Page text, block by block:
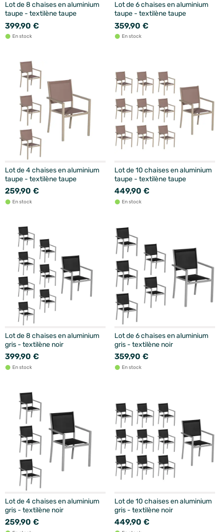
Lot de 8 chaises en aluminium
taupe - textilène taupe
399,90 €
En stock
Lot de 6 chaises en aluminium
taupe - textilène taupe
359,90 €
En stock
Lot de 4 chaises en aluminium
taupe - textilène taupe
259,90 €
En stock
Lot de 10 chaises en aluminium
taupe - textilène taupe
449,90 €
En stock
Lot de 8 chaises en aluminium
gris - textilène noir
399,90 €
En stock
Lot de 6 chaises en aluminium
gris - textilène noir
359,90 €
En stock
Lot de 4 chaises en aluminium
gris - textilène noir
259,90 €
Lot de 10 chaises en aluminium
gris - textilène noir
449,90 €